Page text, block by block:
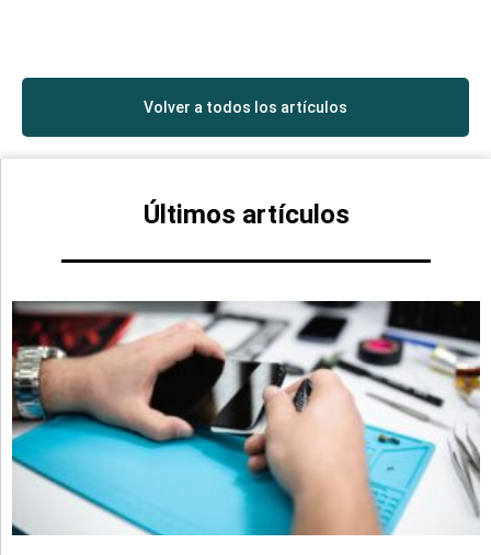
Volver a todos los artículos
Últimos artículos